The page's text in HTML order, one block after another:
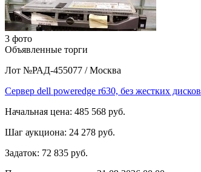
3 фото
Объявленные торги
Лот №РАД-455077 / Москва
Сервер dell poweredge r630, без жестких дисков
Начальная цена: 485 568 руб.
Шаг аукциона: 24 278 руб.
Задаток: 72 835 руб.